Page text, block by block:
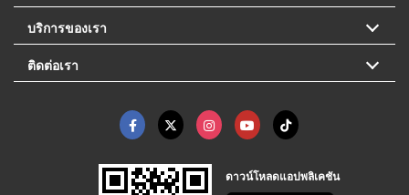
บริการของเรา
ติดต่อเรา
ดาวน์โหลดแอปพลิเคชัน